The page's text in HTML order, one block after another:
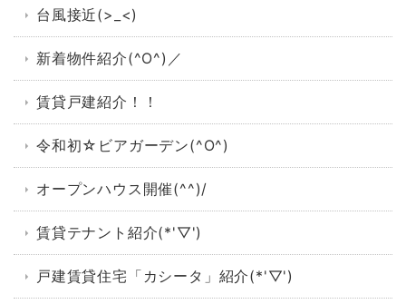
台風接近(>_<)
新着物件紹介(^O^)／
賃貸戸建紹介！！
令和初☆ビアガーデン(^O^)
オープンハウス開催(^^)/
賃貸テナント紹介(*'▽')
戸建賃貸住宅「カシータ」紹介(*'▽')